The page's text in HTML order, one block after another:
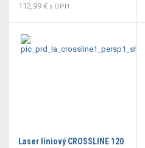
112,99 € s DPH
Laser líniový CROSSLINE 120